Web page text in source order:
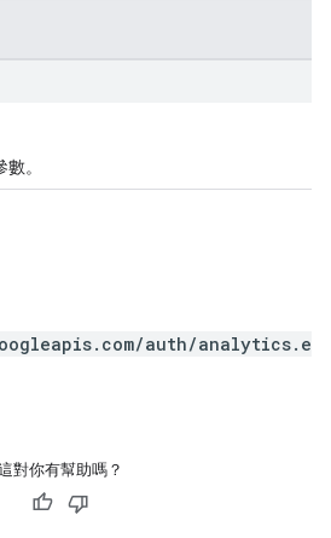
。
auth/analytics.e
對你有幫助嗎？